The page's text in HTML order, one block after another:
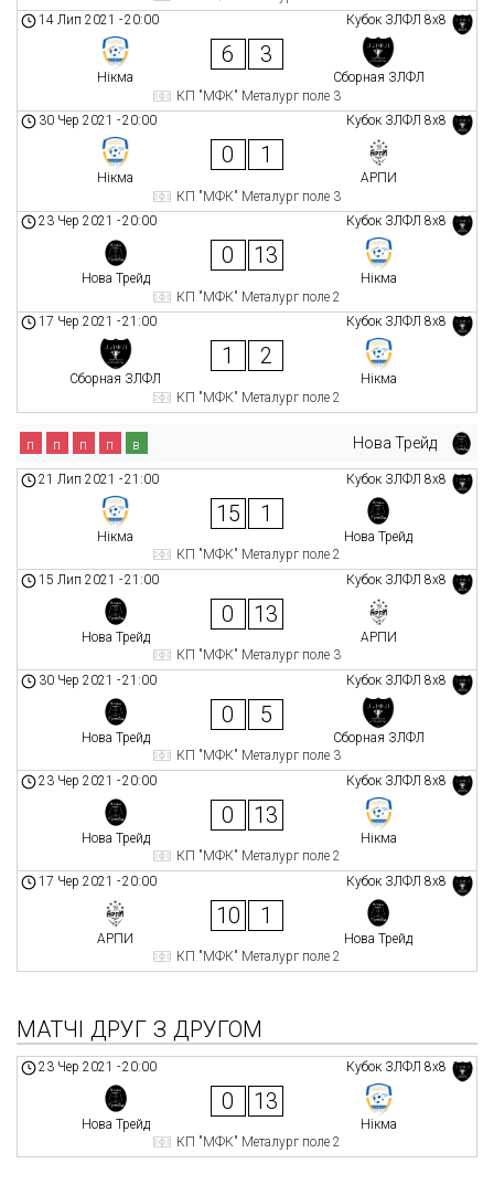
Кубок ЗЛФЛ 8х8
14 Лип 2021 -20:00
Нікма
6 3
Сборная ЗЛФЛ
КП "МФК" Металург поле 3
Кубок ЗЛФЛ 8х8
30 Чер 2021 -20:00
Нікма
0 1
АРПИ
КП "МФК" Металург поле 3
Кубок ЗЛФЛ 8х8
23 Чер 2021 -20:00
Нова Трейд
0 13
Нікма
КП "МФК" Металург поле 2
Кубок ЗЛФЛ 8х8
17 Чер 2021 -21:00
Сборная ЗЛФЛ
1 2
Нікма
КП "МФК" Металург поле 2
Нова Трейд
п п п п в
Кубок ЗЛФЛ 8х8
21 Лип 2021 -21:00
Нікма
15 1
Нова Трейд
КП "МФК" Металург поле 2
Кубок ЗЛФЛ 8х8
15 Лип 2021 -21:00
Нова Трейд
0 13
АРПИ
КП "МФК" Металург поле 3
Кубок ЗЛФЛ 8х8
30 Чер 2021 -21:00
Нова Трейд
0 5
Сборная ЗЛФЛ
КП "МФК" Металург поле 3
Кубок ЗЛФЛ 8х8
23 Чер 2021 -20:00
Нова Трейд
0 13
Нікма
КП "МФК" Металург поле 2
Кубок ЗЛФЛ 8х8
17 Чер 2021 -20:00
АРПИ
10 1
Нова Трейд
КП "МФК" Металург поле 2
МАТЧІ ДРУГ З ДРУГОМ
Кубок ЗЛФЛ 8х8
23 Чер 2021 -20:00
Нова Трейд
0 13
Нікма
КП "МФК" Металург поле 2